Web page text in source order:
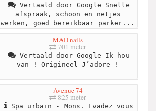
Vertaald door Google Snelle
afspraak, schoon en netjes
werken, goed bereikbaar parker...
MAD nails
701 meter
Vertaald door Google Ik hou
van ! Origineel J’adore !
Avenue 74
825 meter
Spa urbain - Mons. Evadez vous